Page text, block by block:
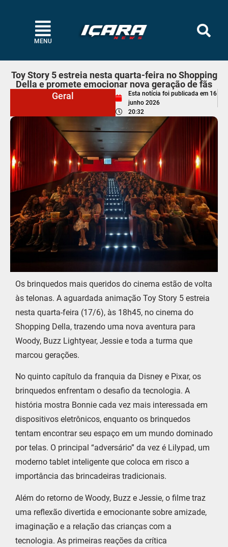
MENU
Toy Story 5 estreia nesta quarta-feira no Shopping
Della e promete emocionar nova geração de fãs
Geral
Esta notícia foi publicada em 16
junho 2026
20:32
Os brinquedos mais queridos do cinema estão de volta
às telonas. A aguardada animação Toy Story 5 estreia
nesta quarta-feira (17/6), às 18h45, no cinema do
Shopping Della, trazendo uma nova aventura para
Woody, Buzz Lightyear, Jessie e toda a turma que
marcou gerações.
No quinto capítulo da franquia da Disney e Pixar, os
brinquedos enfrentam o desafio da tecnologia. A
história mostra Bonnie cada vez mais interessada em
dispositivos eletrônicos, enquanto os brinquedos
tentam encontrar seu espaço em um mundo dominado
por telas. O principal “adversário” da vez é Lilypad, um
moderno tablet inteligente que coloca em risco a
importância das brincadeiras tradicionais.
Além do retorno de Woody, Buzz e Jessie, o filme traz
uma reflexão divertida e emocionante sobre amizade,
imaginação e a relação das crianças com a
tecnologia. As primeiras reações da crítica